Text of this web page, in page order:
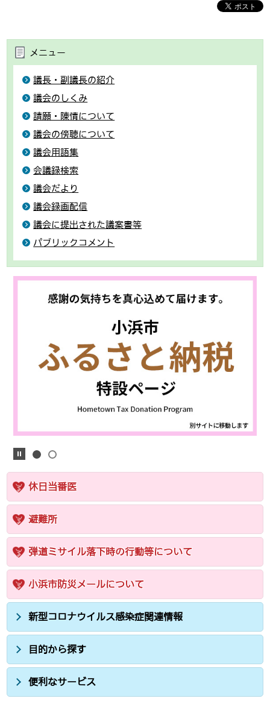
メニュー
議長・副議長の紹介
議会のしくみ
請願・陳情について
議会の傍聴について
議会用語集
会議録検索
議会だより
議会録画配信
議会に提出された議案書等
パブリックコメント
休日当番医
避難所
弾道ミサイル落下時の行動等について
小浜市防災メールについて
新型コロナウイルス感染症関連情報
目的から探す
便利なサービス